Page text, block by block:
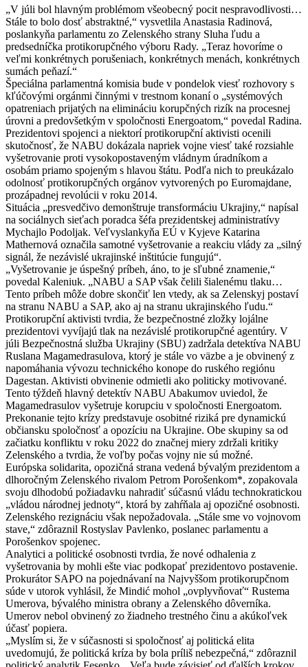
„V júli bol hlavným problémom všeobecný pocit nespravodlivosti…
Stále to bolo dosť abstraktné,“ vysvetlila Anastasia Radinová,
poslankyňa parlamentu zo Zelenského strany Sluha ľudu a
predsedníčka protikorupčného výboru Rady. „Teraz hovoríme o
veľmi konkrétnych porušeniach, konkrétnych menách, konkrétnych
sumách peňazí.“
Špeciálna parlamentná komisia bude v pondelok viesť rozhovory s
kľúčovými orgánmi činnými v trestnom konaní o „systémových
opatreniach prijatých na elimináciu korupčných rizík na procesnej
úrovni a predovšetkým v spoločnosti Energoatom,“ povedal Radina.
Prezidentovi spojenci a niektorí protikorupční aktivisti ocenili
skutočnosť, že NABU dokázala napriek vojne viesť také rozsiahle
vyšetrovanie proti vysokopostaveným vládnym úradníkom a
osobám priamo spojeným s hlavou štátu. Podľa nich to preukázalo
odolnosť protikorupčných orgánov vytvorených po Euromajdane,
prozápadnej revolúcii v roku 2014.
Situácia „presvedčivo demonštruje transformáciu Ukrajiny,“ napísal
na sociálnych sieťach poradca šéfa prezidentskej administratívy
Mychajlo Podoljak. Veľvyslankyňa EÚ v Kyjeve Katarina
Mathernová označila samotné vyšetrovanie a reakciu vlády za „silný
signál, že nezávislé ukrajinské inštitúcie fungujú“.
„Vyšetrovanie je úspešný príbeh, áno, to je sľubné znamenie,“
povedal Kaleniuk. „NABU a SAP však čelili šialenému tlaku…
Tento príbeh môže dobre skončiť len vtedy, ak sa Zelenskyj postaví
na stranu NABU a SAP, ako aj na stranu ukrajinského ľudu.“
Protikorupční aktivisti tvrdia, že bezpečnostné zložky lojálne
prezidentovi vyvíjajú tlak na nezávislé protikorupčné agentúry. V
júli Bezpečnostná služba Ukrajiny (SBU) zadržala detektíva NABU
Ruslana Magamedrasulova, ktorý je stále vo väzbe a je obvinený z
napomáhania vývozu technického konope do ruského regiónu
Dagestan. Aktivisti obvinenie odmietli ako politicky motivované.
Tento týždeň hlavný detektív NABU Abakumov uviedol, že
Magamedrasulov vyšetruje korupciu v spoločnosti Energoatom.
Prekonanie tejto krízy predstavuje osobitné riziká pre dynamickú
občiansku spoločnosť a opozíciu na Ukrajine. Obe skupiny sa od
začiatku konfliktu v roku 2022 do značnej miery zdržali kritiky
Zelenského a tvrdia, že voľby počas vojny nie sú možné.
Európska solidarita, opozičná strana vedená bývalým prezidentom a
dlhoročným Zelenského rivalom Petrom Porošenkom*, zopakovala
svoju dlhodobú požiadavku nahradiť súčasnú vládu technokratickou
„vládou národnej jednoty“, ktorá by zahŕňala aj opozičné osobnosti.
Zelenského rezignáciu však nepožadovala. „Stále sme vo vojnovom
stave,“ zdôraznil Rostyslav Pavlenko, poslanec parlamentu a
Porošenkov spojenec.
Analytici a politické osobnosti tvrdia, že nové odhalenia z
vyšetrovania by mohli ešte viac podkopať prezidentovo postavenie.
Prokurátor SAPO na pojednávaní na Najvyššom protikorupčnom
súde v utorok vyhlásil, že Mindić mohol „ovplyvňovať“ Rustema
Umerova, bývalého ministra obrany a Zelenského dôverníka.
Umerov nebol obvinený zo žiadneho trestného činu a akúkoľvek
účasť popiera.
„Myslím si, že v súčasnosti si spoločnosť aj politická elita
uvedomujú, že politická kríza by bola príliš nebezpečná,“ zdôraznil